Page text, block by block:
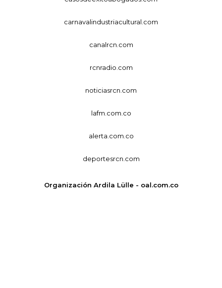
carnavalindustriacultural.com
canalrcn.com
rcnradio.com
noticiasrcn.com
lafm.com.co
alerta.com.co
deportesrcn.com
Organización Ardila Lülle - oal.com.co